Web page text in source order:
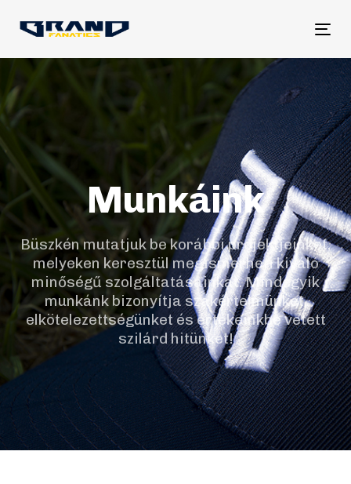
Munkáink
Büszkén mutatjuk be korábbi projektjeinket,
melyeken keresztül megismerheti kiváló
minőségű szolgáltatásainkat. Mindegyik
munkánk bizonyítja szakértelmünket,
elkötelezettségünket és értékeinkbe vetett
szilárd hitünket!